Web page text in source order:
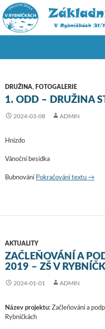
DRUŽINA, FOTOGALERIE
1. ODD – DRUŽINA
2024-03-08 ADMIN
Hnízdo
Vánoční besídka
Bubnování Pokračování textu 1.
→
AKTUALITY
ZAČLEŇOVÁNÍ A
2019 – ZŠ V
2024-01-01 ADMIN
Název projektu: Začleňování a
Rybníčkách